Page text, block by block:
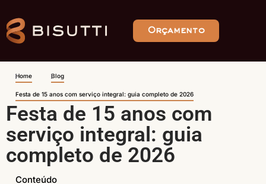
Orçamento
Home Blog
Festa de 15 anos com serviço integral: guia completo de 2026
Festa de 15 anos com
serviço integral: guia
completo de 2026
Conteúdo